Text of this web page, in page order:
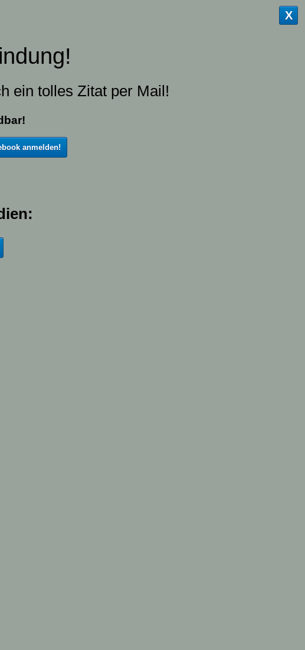
ein tolles Zitat per Mail!
anmelden!
X